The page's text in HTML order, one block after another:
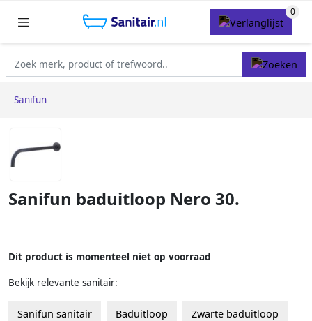
Sanifun
Sanifun baduitloop Nero 30.
Dit product is momenteel niet op voorraad
Bekijk relevante sanitair:
Sanifun sanitair Baduitloop Zwarte baduitloop